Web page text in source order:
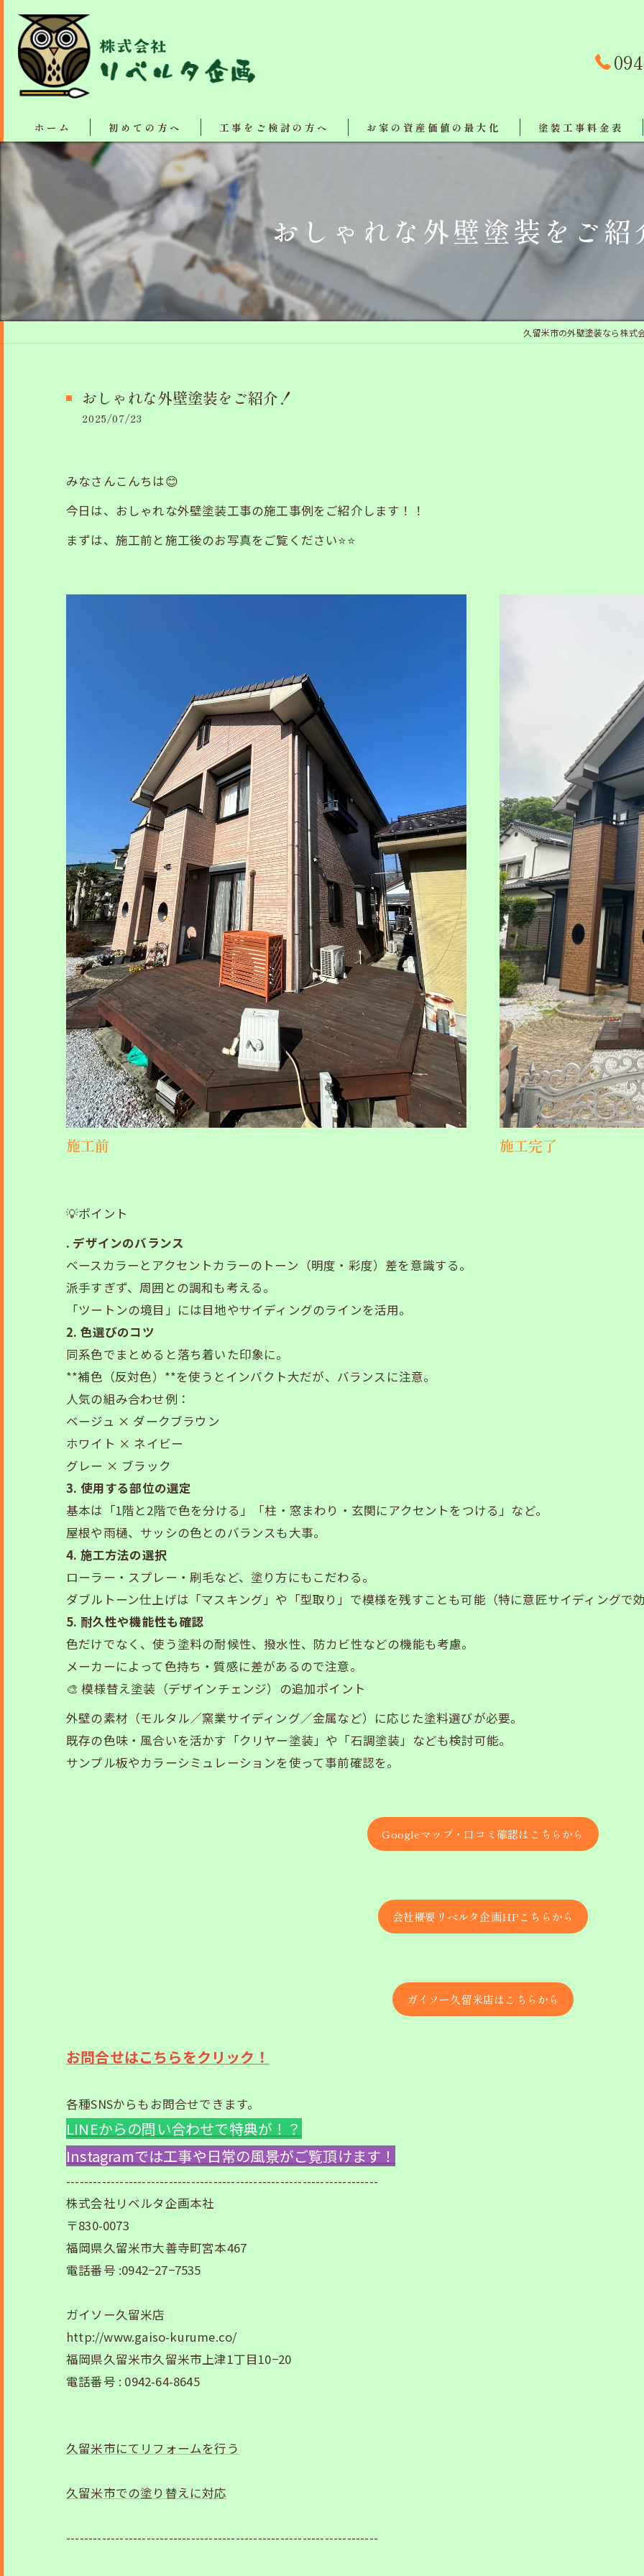
ホーム 初めての方へ 工事をご検討の方へ
塗装・リフォーム施工事例
断熱、防音、結露防止対策
屋根カバー工法
お家の資産価値の最大化 塗装工事料金表
おしゃれな外壁塗装をご紹
久留米市の外壁塗装なら株式
おしゃれな外壁塗装をご紹介！
2025/07/23
みなさんこんちは😊
今日は、おしゃれな外壁塗装工事の施工事例をご紹介します！！
まずは、施工前と施工後のお写真をご覧ください⭐⭐
施工前 施工完了
💡ポイント
. デザインのバランス
ベースカラーとアクセントカラーのトーン（明度・彩度）差を意識する。
派手すぎず、周囲との調和も考える。
「ツートンの境目」には目地やサイディングのラインを活用。
2. 色選びのコツ
同系色でまとめると落ち着いた印象に。
**補色（反対色）**を使うとインパクト大だが、バランスに注意。
人気の組み合わせ例：
ベージュ × ダークブラウン
ホワイト × ネイビー
グレー × ブラック
3. 使用する部位の選定
基本は「1階と2階で色を分ける」「柱・窓まわり・玄関にアクセントをつける」など。
屋根や雨樋、サッシの色とのバランスも大事。
4. 施工方法の選択
ローラー・スプレー・刷毛など、塗り方にもこだわる。
ダブルトーン仕上げは「マスキング」や「型取り」で模様を残すことも可能（特に意匠サイディングで効
5. 耐久性や機能性も確認
色だけでなく、使う塗料の耐候性、撥水性、防カビ性などの機能も考慮。
メーカーによって色持ち・質感に差があるので注意。
🎨 模様替え塗装（デザインチェンジ）の追加ポイント
外壁の素材（モルタル／窯業サイディング／金属など）に応じた塗料選びが必要。
既存の色味・風合いを活かす「クリヤー塗装」や「石調塗装」なども検討可能。
サンプル板やカラーシミュレーションを使って事前確認を。
Googleマップ・口コミ確認はこちらから
会社概要リベルタ企画HPこちらから
ガイソー久留米店はこちらから
お問合せはこちらをクリック！
各種SNSからもお問合せできます。
LINEからの問い合わせで特典が！？
Instagramでは工事や日常の風景がご覧頂けます！
----------------------------------------------------------------------
株式会社リベルタ企画本社
〒830-0073
福岡県久留米市大善寺町宮本467
電話番号 :0942−27−7535
ガイソー久留米店
http://www.gaiso-kurume.co/
福岡県久留米市久留米市上津1丁目10−20
電話番号 : 0942-64-8645
久留米市にてリフォームを行う
久留米市での塗り替えに対応
----------------------------------------------------------------------